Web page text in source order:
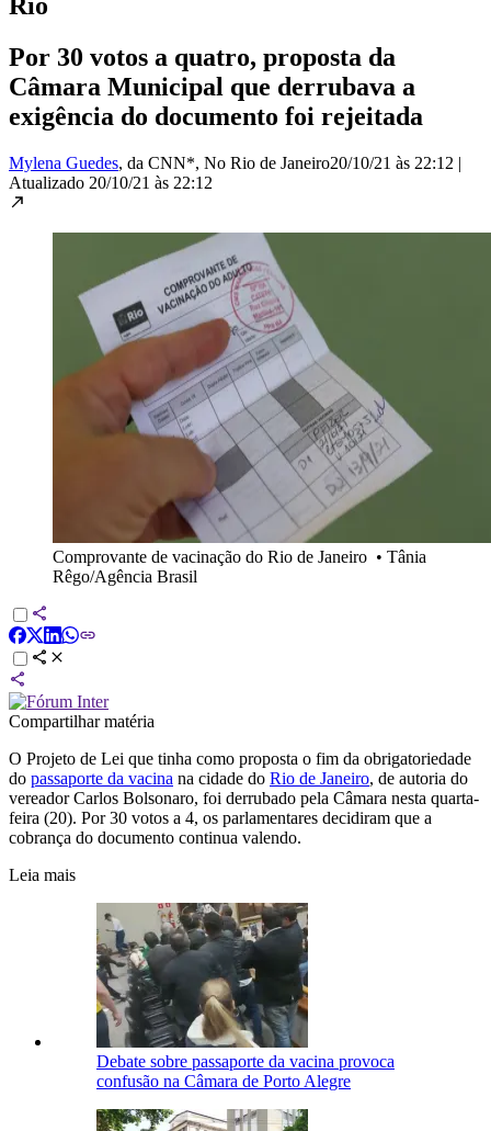
Por 30 votos a quatro, proposta da
Câmara Municipal que derrubava a
exigência do documento foi rejeitada
Mylena Guedes, da CNN*, No Rio de Janeiro20/10/21 às 22:12 |
Atualizado 20/10/21 às 22:12
Comprovante de vacinação do Rio de Janeiro • Tânia
Rêgo/Agência Brasil
Compartilhar matéria
O Projeto de Lei que tinha como proposta o fim da obrigatoriedade
do passaporte da vacina na cidade do Rio de Janeiro, de autoria do
vereador Carlos Bolsonaro, foi derrubado pela Câmara nesta quarta-
feira (20). Por 30 votos a 4, os parlamentares decidiram que a
cobrança do documento continua valendo.
Leia mais
Debate sobre passaporte da vacina provoca
confusão na Câmara de Porto Alegre